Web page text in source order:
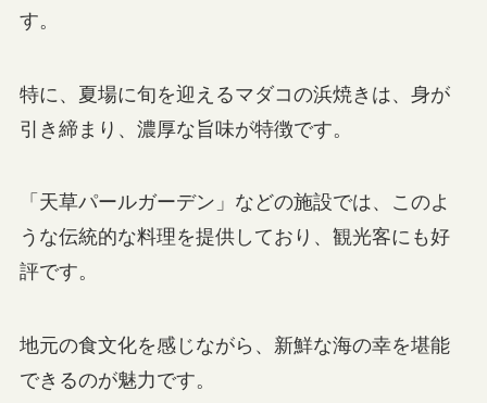
す。
特に、夏場に旬を迎えるマダコの浜焼きは、身が
引き締まり、濃厚な旨味が特徴です。
「天草パールガーデン」などの施設では、このよ
うな伝統的な料理を提供しており、観光客にも好
評です。
地元の食文化を感じながら、新鮮な海の幸を堪能
できるのが魅力です。